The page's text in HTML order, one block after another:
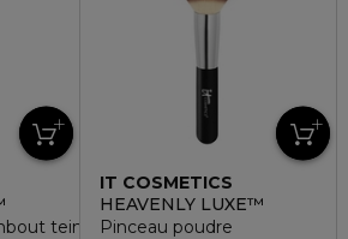
teint parfait & anti-cernes
IT COSMETICS
HEAVENLY LUXE™
Pinceau poudre